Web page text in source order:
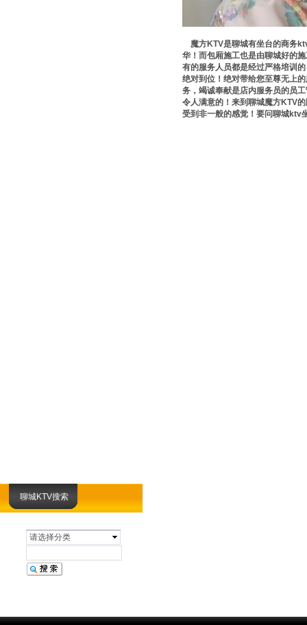
聊城KTV搜索
请选择分类
魔方KTV是聊城有坐台的商务
华！而包厢施工也是由聊城好的
有的服务人员都是经过严格培训
绝对到位！绝对带给您至尊无上
务，竭诚奉献是店内服务员的员
令人满意的！来到聊城魔方KTV
受到非一般的感觉！要问聊城ktv